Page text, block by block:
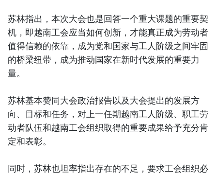
苏林指出，本次大会也是回答一个重大课题的重要契
机，即越南工会应当如何创新，才能真正成为劳动者
值得信赖的依靠，成为党和国家与工人阶级之间牢固
的桥梁纽带，成为推动国家在新时代发展的重要力
量。
苏林基本赞同大会政治报告以及大会提出的发展方
向、目标和任务，对上一任期越南工人阶级、职工劳
动者队伍和越南工会组织取得的重要成果给予充分肯
定和表彰。
同时，苏林也坦率指出存在的不足，要求工会组织必